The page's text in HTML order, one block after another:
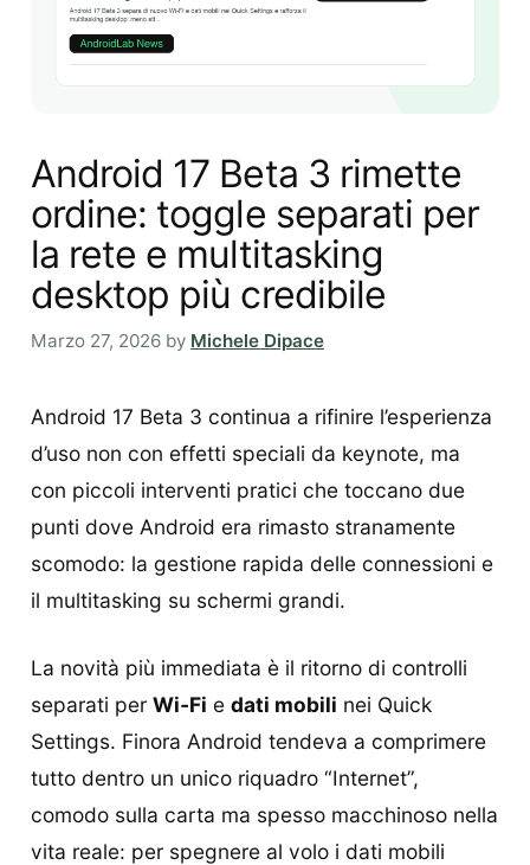
Android 17 Beta 3 rimette
ordine: toggle separati per
la rete e multitasking
desktop più credibile
Marzo 27, 2026 by Michele Dipace
Android 17 Beta 3 continua a rifinire l’esperienza
d’uso non con effetti speciali da keynote, ma
con piccoli interventi pratici che toccano due
punti dove Android era rimasto stranamente
scomodo: la gestione rapida delle connessioni e
il multitasking su schermi grandi.
La novità più immediata è il ritorno di controlli
separati per Wi‑Fi e dati mobili nei Quick
Settings. Finora Android tendeva a comprimere
tutto dentro un unico riquadro “Internet”,
comodo sulla carta ma spesso macchinoso nella
vita reale: per spegnere al volo i dati mobili